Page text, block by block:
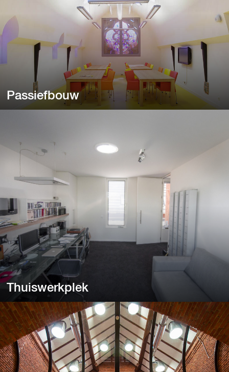
Passiefbouw
Van huizen met concept Passiefhuis tot scholen met concept
Thuiswerkplek
Thuiswerkplek
Vast nog niet aan gedacht, maar de verlichting thuis is vaak
heel anders dan op kantoor.